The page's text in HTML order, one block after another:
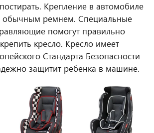
Крепление в автомобиле
обычным ремнем. Специальные
помогут правильно
кресло. Кресло имеет
Стандарта Безопасности
защитит ребенка в машине.